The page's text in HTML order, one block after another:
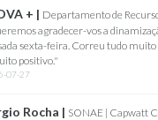
|Joana Lacerda | Senior
agradecer pelo maravihoso dia
correu tudo muito bem. Toda a
imenso. Obrigada por tudo :)
07-18
|Departamento de Recursos